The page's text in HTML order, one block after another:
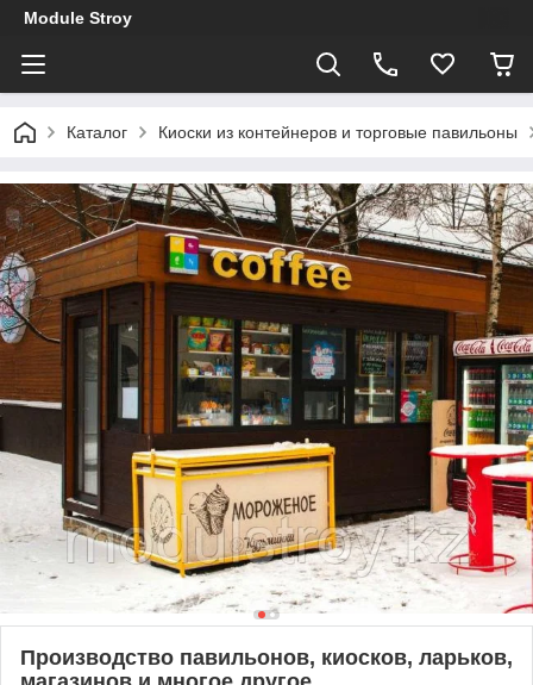
Module Stroy
Каталог Киоски из контейнеров и торговые павильоны
Производство павильонов, киосков, ларьков,